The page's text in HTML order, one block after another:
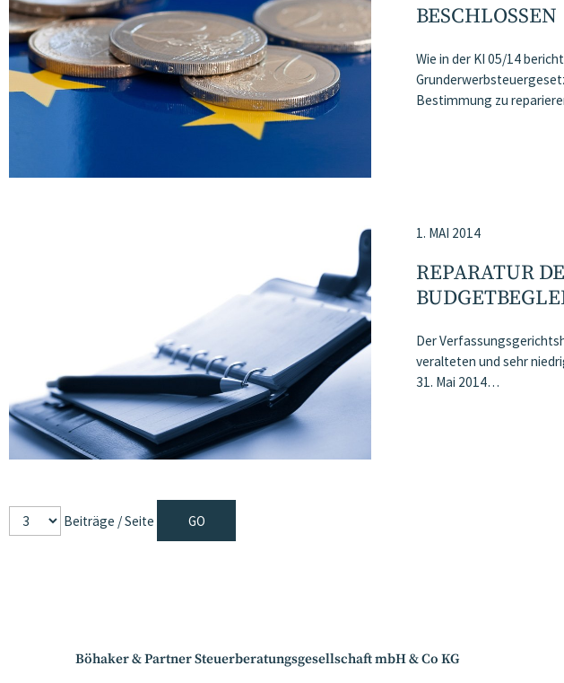
BESCHLOSSEN
Wie in der KI 05/14
Bestimmung zu
1. MAI 2014
REPARATUR
Der
veralteten und sehr
31. Mai 2014…
Beiträge / Seite
Böhaker & Partner Steuerberatungsgesellschaft mbH & Co KG